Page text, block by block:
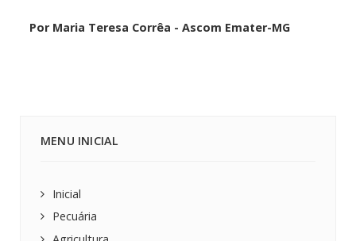
Por Maria Teresa Corrêa - Ascom Emater-MG
MENU INICIAL
Inicial
Pecuária